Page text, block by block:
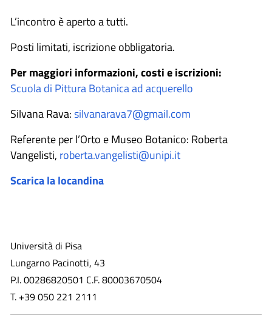
L’incontro è aperto a tutti.
Posti limitati, iscrizione obbligatoria.
Per maggiori informazioni, costi e iscrizioni:
Scuola di Pittura Botanica ad acquerello
Silvana Rava:silvanarava7@gmail.com
Referente per l’Orto e Museo Botanico: Roberta
Vangelisti, roberta.vangelisti@unipi.it
Scarica la locandina
Università di Pisa
Lungarno Pacinotti, 43
P.I. 00286820501 C.F. 80003670504
T. +39 050 221 2111